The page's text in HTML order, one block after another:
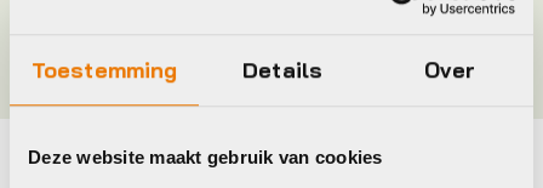
Toestemming Details Over
Deze website maakt gebruik van cookies
White/Black, WHITE/WHITE CLARINO